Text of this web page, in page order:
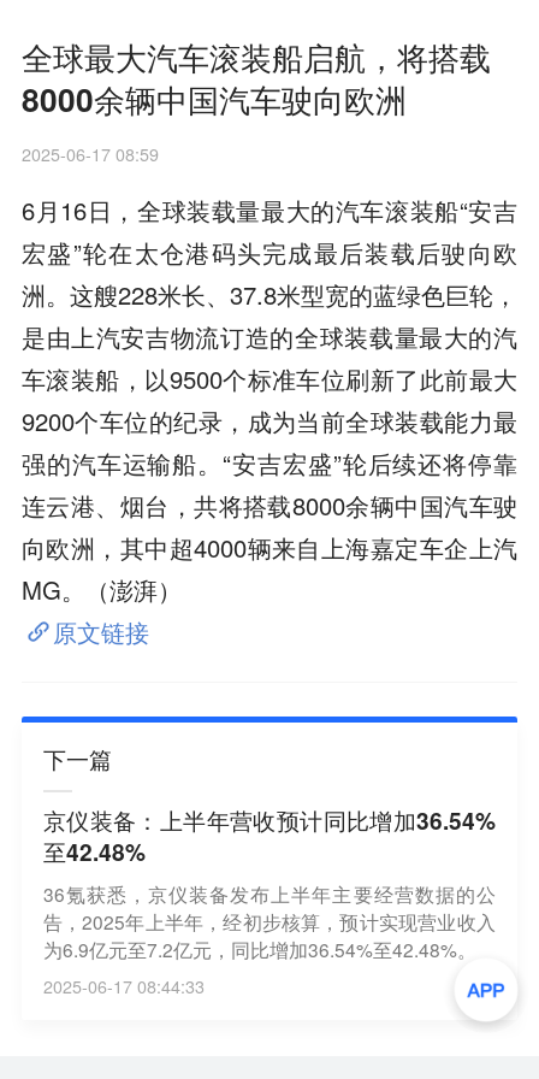
全球最大汽车滚装船启航，将搭载
8000余辆中国汽车驶向欧洲
2025-06-17 08:59
6月16日，全球装载量最大的汽车滚装船“安吉
宏盛”轮在太仓港码头完成最后装载后驶向欧
洲。这艘228米长、37.8米型宽的蓝绿色巨轮，
是由上汽安吉物流订造的全球装载量最大的汽
车滚装船，以9500个标准车位刷新了此前最大
9200个车位的纪录，成为当前全球装载能力最
强的汽车运输船。“安吉宏盛”轮后续还将停靠
连云港、烟台，共将搭载8000余辆中国汽车驶
向欧洲，其中超4000辆来自上海嘉定车企上汽
MG。（澎湃）
原文链接
下一篇
京仪装备：上半年营收预计同比增加36.54%
至42.48%
36氪获悉，京仪装备发布上半年主要经营数据的公
告，2025年上半年，经初步核算，预计实现营业收入
为6.9亿元至7.2亿元，同比增加36.54%至42.48%。
2025-06-17 08:44:33